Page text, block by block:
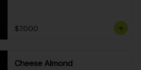
$7.000
Cheese Almond